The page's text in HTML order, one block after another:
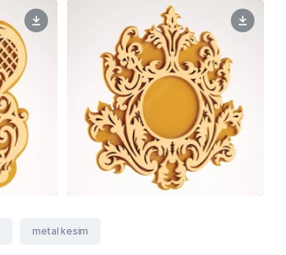
metal kesim